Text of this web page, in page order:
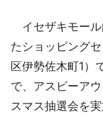
イセザキモール
たショッピング
区伊勢佐木町1）
で、アスビーア
スマス抽選会を実